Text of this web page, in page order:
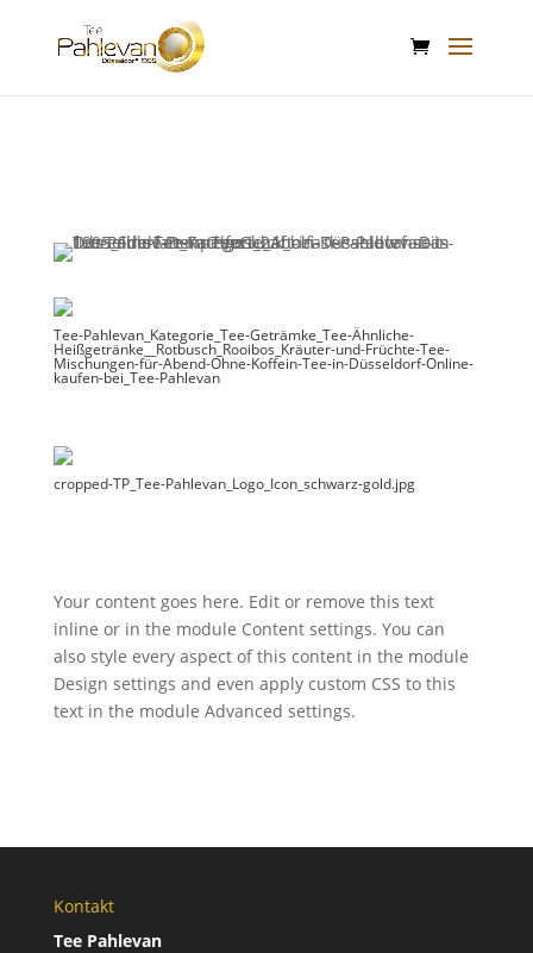
Tee-Pahlevan_Kategorie_Tee-Geträmke_Tee-Ähnliche-
Heißgetränke__Rotbusch_Rooibos_Kräuter-und-Früchte-Tee-
Mischungen-für-Abend-Ohne-Koffein-Tee-in-Düsseldorf-Online-
kaufen-bei_Tee-Pahlevan
cropped-TP_Tee-Pahlevan_Logo_Icon_schwarz-gold.jpg
Your content goes here. Edit or remove this text
inline or in the module Content settings. You can
also style every aspect of this content in the module
Design settings and even apply custom CSS to this
text in the module Advanced settings.
Kontakt
Tee Pahlevan